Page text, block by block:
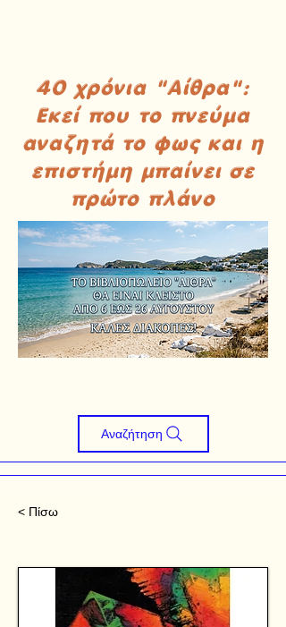
40 χρόνια "Αίθρα":
Εκεί που το πνεύμα
αναζητά το φως και η
επιστήμη μπαίνει σε
πρώτο πλάνο
Αναζήτηση
< Πίσω